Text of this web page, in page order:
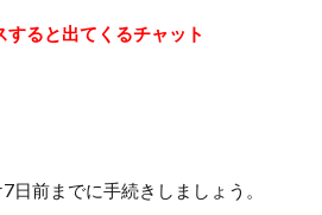
ると出てくるチャット
日前までに手続きしましょう。